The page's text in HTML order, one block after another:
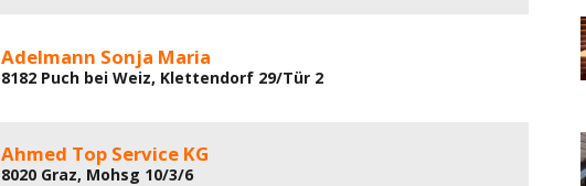
Adelmann Sonja Maria
8182 Puch bei Weiz, Klettendorf 29/Tür 2
Ahmed Top Service KG
8020 Graz, Mohsg 10/3/6